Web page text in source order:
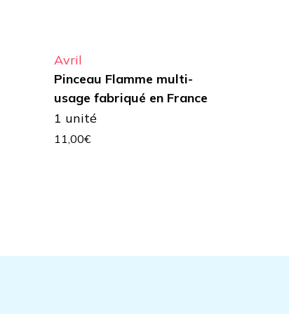
Avril
Pinceau Flamme multi-
usage fabriqué en France
1 unité
11,00€